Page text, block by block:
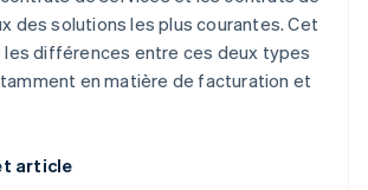
des solutions les plus courantes. Cet
les différences entre ces deux types
en matière de facturation et
article